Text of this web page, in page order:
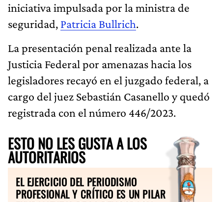
iniciativa impulsada por la ministra de
seguridad, Patricia Bullrich.
La presentación penal realizada ante la
Justicia Federal por amenazas hacia los
legisladores recayó en el juzgado federal, a
cargo del juez Sebastián Casanello y quedó
registrada con el número 446/2023.
ESTO NO LES GUSTA A LOS
AUTORITARIOS
EL EJERCICIO DEL PERIODISMO
PROFESIONAL Y CRÍTICO ES UN PILAR